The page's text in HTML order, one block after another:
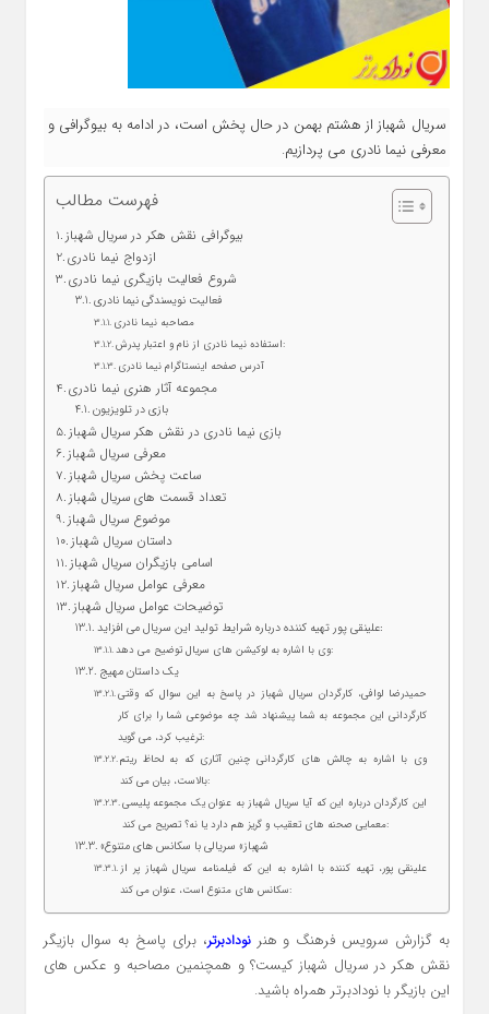
سریال شهباز از هشتم بهمن در حال پخش است، در ادامه به بیوگرافی و
معرفی نیما نادری می پردازیم.
فهرست مطالب
بیوگرافی نقش هکر در سریال شهباز
ازدواج نیما نادری
شروع فعالیت بازیگری نیما نادری
فعالیت نویسندگی نیما نادری
مصاحبه نیما نادری
استفاده نیما نادری از نام و اعتبار پدرش:
آدرس صفحه اینستاگرام نیما نادری
مجموعه آثار هنری نیما نادری
بازی در تلویزیون
بازی نیما نادری در نقش هکر سریال شهباز
معرفی سریال شهباز
ساعت پخش سریال شهباز
تعداد قسمت های سریال شهباز
موضوع سریال شهباز
داستان سریال شهباز
اسامی بازیگران سریال شهباز
معرفی عوامل سریال شهباز
توضیحات عوامل سریال شهباز
علینقی پور تهیه کننده درباره شرایط تولید این سریال می افزاید:
وی با اشاره به لوکیشن های سریال توضیح می دهد:
یک داستان مهیج
حمیدرضا لوافی، کارگردان سریال شهباز در پاسخ به این سوال که وقتی
کارگردانی این مجموعه به شما پیشنهاد شد چه موضوعی شما را برای کار
ترغیب کرد، می گوید:
وی با اشاره به چالش های کارگردانی چنین آثاری که به لحاظ ریتم
بالاست، بیان می کند:
این کارگردان درباره این که آیا سریال شهباز به عنوان یک مجموعه پلیسی
معمایی صحنه های تعقیب و گریز هم دارد یا نه؟ تصریح می کند:
«شهباز» سریالی با سکانس های متنوع
علینقی پور، تهیه کننده با اشاره به این که فیلمنامه سریال شهباز پر از
سکانس های متنوع است، عنوان می کند:
به گزارش سرویس فرهنگ و هنرنودادبرتر، برای پاسخ به سوال بازیگر
نقش هکر در سریال شهباز کیست؟ و همچنمین مصاحبه و عکس های
این بازیگر با نودادبرتر همراه باشید.